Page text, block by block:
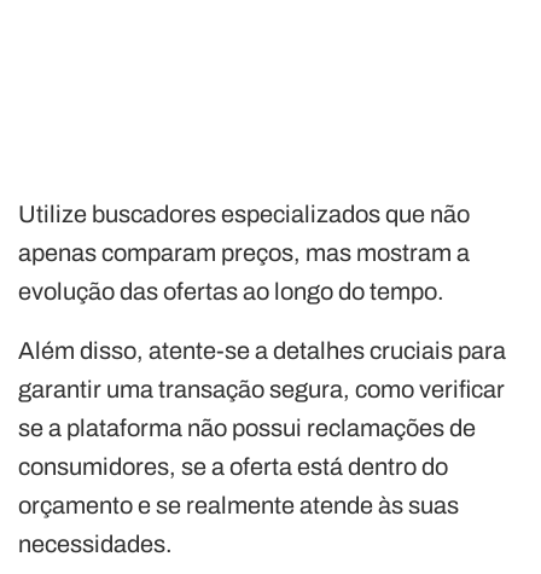
Utilize buscadores especializados que não
apenas comparam preços, mas mostram a
evolução das ofertas ao longo do tempo.
Além disso, atente-se a detalhes cruciais para
garantir uma transação segura, como verificar
se a plataforma não possui reclamações de
consumidores, se a oferta está dentro do
orçamento e se realmente atende às suas
necessidades.